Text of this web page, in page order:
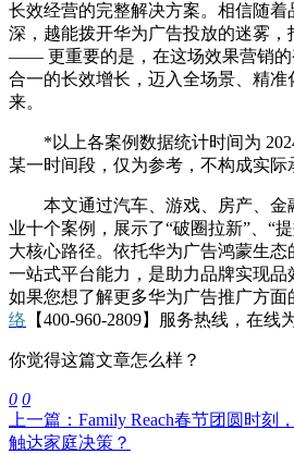
长效经营的完整解决方案。相信随着
深，越能拨开华为广告投放的迷雾
—— 更重要的是，在这场效果营销的
合一的长效增长，迈入全场景、精准
来。
*以上各案例数据统计时间为
某一时间段，仅为参考，不构成实际
本文通过汽车、游戏、房产、
业十个案例，展示了“破圈拉新”、“
大核心路径。依托华为广告鸿蒙生
一站式平台能力，是助力品牌实现品
如果您想了解更多华为广告推广方面
络 【400-960-2809】服务热线，在线
你觉得这篇文章怎么样？
0 0
上一篇：Family Reach春节团圆时刻
触达家庭决策？